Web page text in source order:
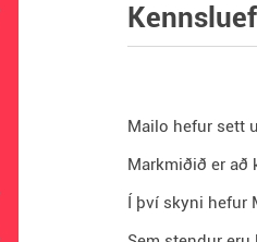
Mailo hefur sett
Markmiðið er að
Í því skyni hefur